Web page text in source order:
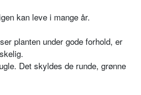
kan leve i mange år.
planten under gode forhold, er
Det skyldes de runde, grønne